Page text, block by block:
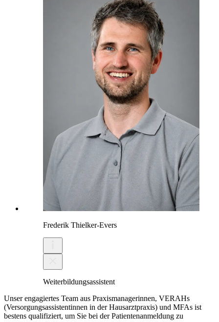
Frederik Thielker-Evers
Weiterbildungsassistent
Unser engagiertes Team aus Praxismanagerinnen, VERAHs
(Versorgungsassistentinnen in der Hausarztpraxis) und MFAs ist
bestens qualifiziert, um Sie bei der Patientenanmeldung zu